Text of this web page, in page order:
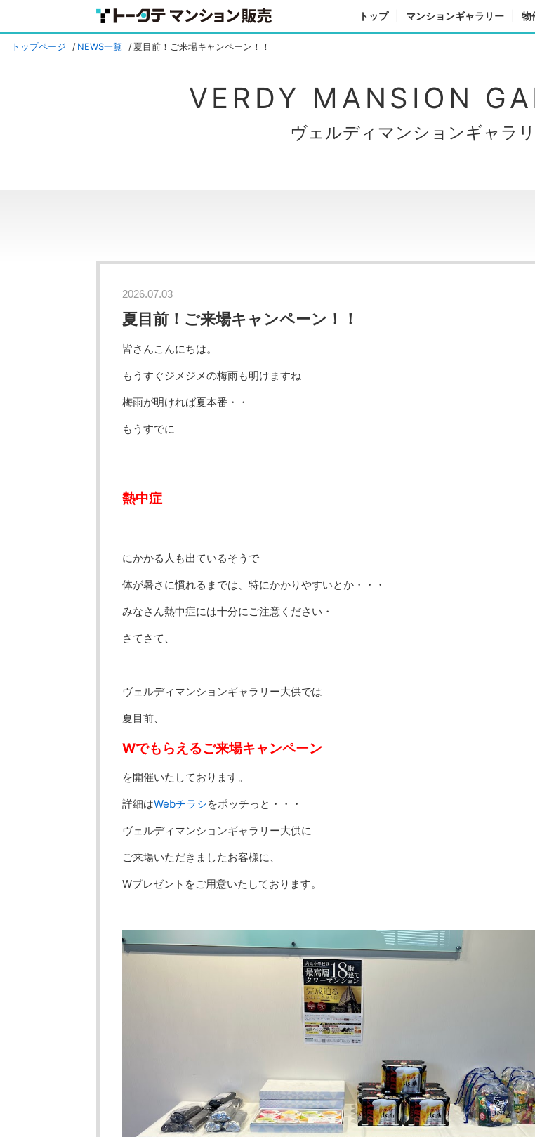
トップ マンションギャラリー 物
トップページ NEWS一覧 夏目前！ご来場キャンペーン！！
ヴェルディマンションギャラリ
VERDY MANSION
2026.07.03
夏目前！ご来場キャンペーン！！
皆さんこんにちは。
もうすぐジメジメの梅雨も明けますね
梅雨が明ければ夏本番・・
もうすでに
熱中症
にかかる人も出ているそうで
体が暑さに慣れるまでは、特にかかりやすいとか・・・
みなさん熱中症には十分にご注意ください・
さてさて、
ヴェルディマンションギャラリー大供では
夏目前、
Wでもらえるご来場キャンペーン
を開催いたしております。
詳細はWebチラシをポッチっと・・・
ヴェルディマンションギャラリー大供に
ご来場いただきましたお客様に、
Wプレゼントをご用意いたしております。